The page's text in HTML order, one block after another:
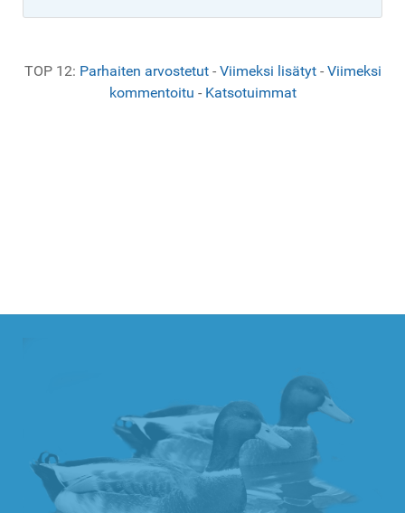
TOP 12: Parhaiten arvostetut- Viimeksi lisätyt- Viimeksi
kommentoitu - Katsotuimmat